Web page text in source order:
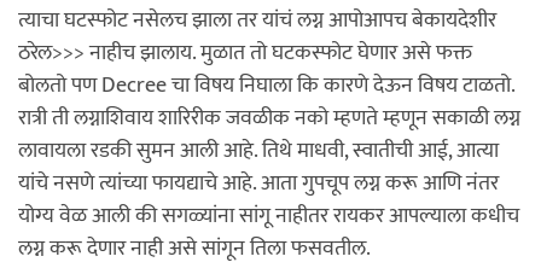
त्याचा घटस्फोट नसेलच झाला तर यांचं लग्न आपोआपच बेकायदेशीर
ठरेल>>> नाहीच झालाय. मुळात तो घटकस्फोट घेणार असे फक्त
बोलतो पण Decree चा विषय निघाला कि कारणे देऊन विषय टाळतो.
रात्री ती लग्नाशिवाय शारिरीक जवळीक नको म्हणते म्हणून सकाळी लग्न
लावायला रडकी सुमन आली आहे. तिथे माधवी, स्वातीची आई, आत्या
यांचे नसणे त्यांच्या फायद्याचे आहे. आता गुपचूप लग्न करू आणि नंतर
योग्य वेळ आली की सगळ्यांना सांगू नाहीतर रायकर आपल्याला कधीच
लग्न करू देणार नाही असे सांगून तिला फसवतील.